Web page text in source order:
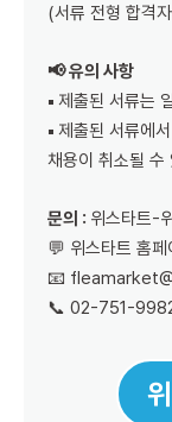
(서류 전형 합격
📢 유의 사항
▪️제출된 서류는
▪️제출된 서류에
채용이 취소될 수
문의 : 위스타트-
💬 위스타트 홈페
📧
📞 02-751-